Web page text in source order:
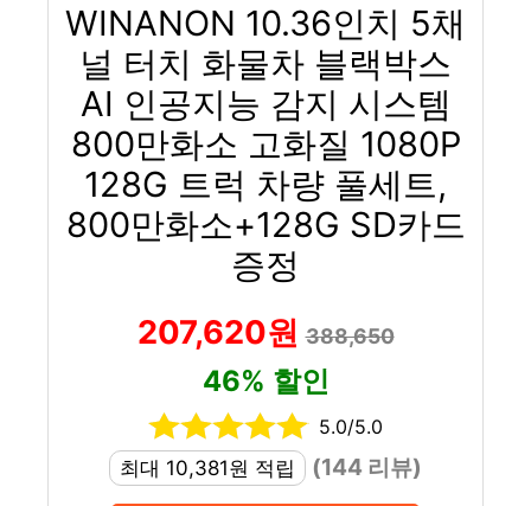
WINANON 10.36인치 5채
널 터치 화물차 블랙박스
AI 인공지능 감지 시스템
800만화소 고화질 1080P
128G 트럭 차량 풀세트,
800만화소+128G SD카드
증정
207,620원388,650
46% 할인
5.0/5.0
최대 10,381원 적립
(144 리뷰)